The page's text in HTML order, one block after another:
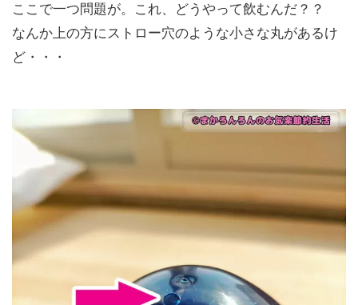
ここで一つ問題が。これ、どうやって飲むんだ？？
なんか上の方にストロー穴のような小さな丸があるけ
ど・・・